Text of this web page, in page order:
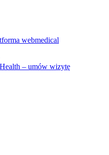
webmedical
– umów wizytę